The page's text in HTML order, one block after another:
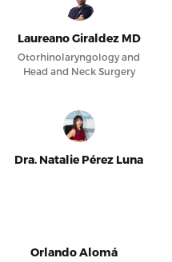
Laureano Giraldez MD
Otorhinolaryngology and
Head and Neck Surgery
Dra. Natalie Pérez Luna
Orlando Alomá